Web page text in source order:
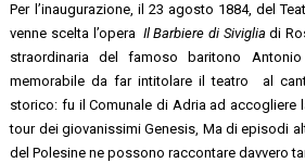
Per l’inaugurazione, il 23 agosto 1884, del
venne scelta l’opera Il Barbiere di Siviglia di
straordinaria del famoso baritono
memorabile da far intitolare il teatro al
storico: fu il Comunale di Adria ad accogliere
tour dei giovanissimi Genesis, Ma di episodi
del Polesine ne possono raccontare davvero